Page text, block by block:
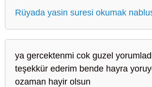
Rüyada yasin suresi okumak
ya gercektenmi cok guzel
teşekkür ederim bende hayra
ozaman hayir olsun